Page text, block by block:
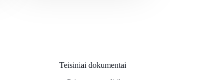
Teisiniai dokumentai